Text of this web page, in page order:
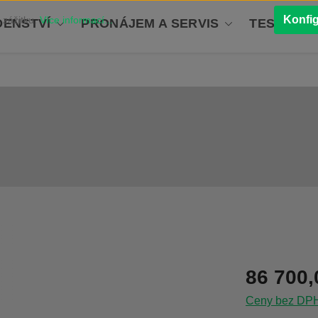
PRONÁJEM A SERVIS
Běžná cena:
86
Ceny bez
zážitku.Více informací...